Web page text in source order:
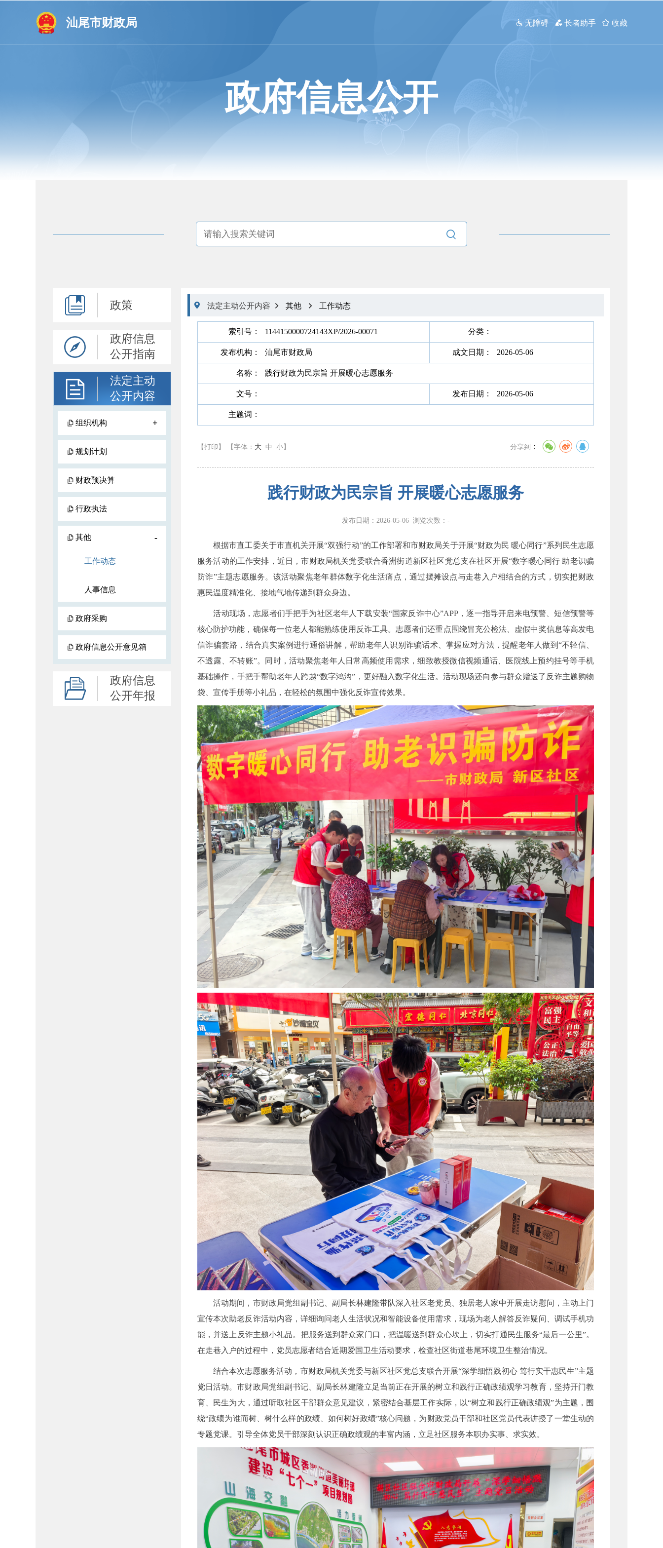
汕尾市财政局  无障碍  长者助手  收藏
政府信息公开

政策
政府信息
公开指南
法定主动
公开内容
组织机构 +
规划计划
财政预决算
行政执法
其他 -
工作动态
人事信息
政府采购
政府信息公开意见箱
政府信息
公开年报
 法定主动公开内容  其他  工作动态
索引号： 1144150000724143XP/2026-00071 分类：
发布机构： 汕尾市财政局 成文日期： 2026-05-06
名称： 践行财政为民宗旨 开展暖心志愿服务
文号： 发布日期： 2026-05-06
主题词：
【打印】 【字体： 大 中 小 】 分享到 ：
践行财政为民宗旨 开展暖心志愿服务
发布日期：2026-05-06 浏览次数： -
根据市直工委关于市直机关开展“双强行动”的工作部署和市财政局关于开展“财政为民 暖心同行”系列民生志愿
服务活动的工作安排，近日，市财政局机关党委联合香洲街道新区社区党总支在社区开展“数字暖心同行 助老识骗
防诈”主题志愿服务。该活动聚焦老年群体数字化生活痛点，通过摆摊设点与走巷入户相结合的方式，切实把财政
惠民温度精准化、接地气地传递到群众身边。
活动现场，志愿者们手把手为社区老年人下载安装“国家反诈中心”APP，逐一指导开启来电预警、短信预警等
核心防护功能，确保每一位老人都能熟练使用反诈工具。志愿者们还重点围绕冒充公检法、虚假中奖信息等高发电
信诈骗套路，结合真实案例进行通俗讲解，帮助老年人识别诈骗话术、掌握应对方法，提醒老年人做到“不轻信、
不透露、不转账”。同时，活动聚焦老年人日常高频使用需求，细致教授微信视频通话、医院线上预约挂号等手机
基础操作，手把手帮助老年人跨越“数字鸿沟”，更好融入数字化生活。活动现场还向参与群众赠送了反诈主题购物
袋、宣传手册等小礼品，在轻松的氛围中强化反诈宣传效果。
活动期间，市财政局党组副书记、副局长林建隆带队深入社区老党员、独居老人家中开展走访慰问，主动上门
宣传本次助老反诈活动内容，详细询问老人生活状况和智能设备使用需求，现场为老人解答反诈疑问、调试手机功
能，并送上反诈主题小礼品。把服务送到群众家门口，把温暖送到群众心坎上，切实打通民生服务“最后一公里”。
在走巷入户的过程中，党员志愿者结合近期爱国卫生活动要求，检查社区街道巷尾环境卫生整治情况。
结合本次志愿服务活动，市财政局机关党委与新区社区党总支联合开展“深学细悟践初心 笃行实干惠民生”主题
党日活动。市财政局党组副书记、副局长林建隆立足当前正在开展的树立和践行正确政绩观学习教育，坚持开门教
育、民生为大，通过听取社区干部群众意见建议，紧密结合基层工作实际，以“树立和践行正确政绩观”为主题，围
绕“政绩为谁而树、树什么样的政绩、如何树好政绩”核心问题，为财政党员干部和社区党员代表讲授了一堂生动的
专题党课。引导全体党员干部深刻认识正确政绩观的丰富内涵，立足社区服务本职办实事、求实效。